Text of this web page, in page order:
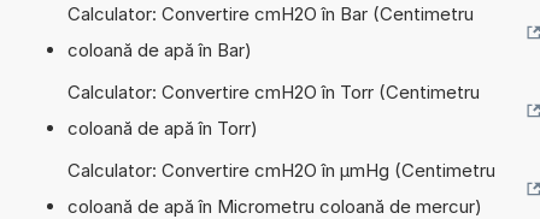
Calculator: Convertire cmH2O în Bar (Centimetru
coloană de apă în Bar)
Calculator: Convertire cmH2O în Torr (Centimetru
coloană de apă în Torr)
Calculator: Convertire cmH2O în µmHg (Centimetru
coloană de apă în Micrometru coloană de mercur)